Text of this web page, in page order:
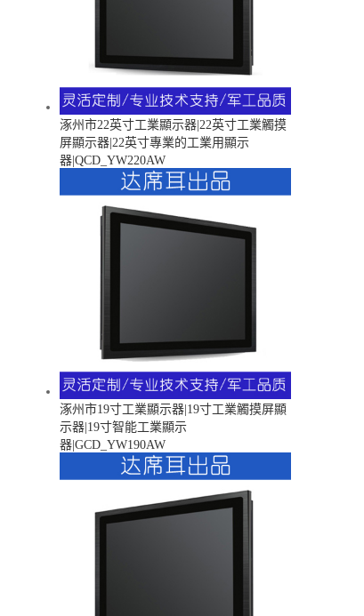
涿州市22英寸工業顯示器|22英寸工業觸摸
屏顯示器|22英寸專業的工業用顯示
器|QCD_YW220AW
涿州市19寸工業顯示器|19寸工業觸摸屏顯
示器|19寸智能工業顯示
器|GCD_YW190AW